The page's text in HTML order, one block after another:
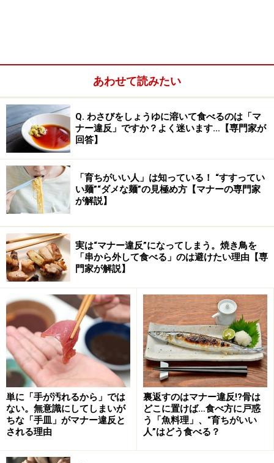
ダル女子振る舞い その３ /会話力
デートを盛り上げる基本は言葉のキャッチボールです。
男性が盛り上げようと一生懸命話題を提供しても、あな
たが上手に応えられなければ意志の疎通がなされず、一
方通行になってしまいます。逆に、あなたが一方的に自
分のことばかり話していたら、どんなに聞き上手な彼で
も、いい加減ウンザリしてくるでしょう。
あわせて読みたい
Q. わさびをしょうゆに溶いて食べるのは「マ
ナー違反」ですか？よく迷います…【専門家が
回答】
「育ちがいい人」は知っている！ “すすってい
い麺”“ダメな麺”の見極め方【マナーの専門家
が解説】
実は“マナー違反”になってしまう。焼き鳥を
「串から外して食べる」のは避けたい理由【専
門家が解説】
単に「手が汚れるから」では
ない。無意識にしてしまいが
ちな「手皿」がマナー違反と
される理由
裏返すのはマナー違反!?骨は
どこに置けば…食べ方に戸惑
う「魚料理」、“育ちがいい
人”はどう食べる？